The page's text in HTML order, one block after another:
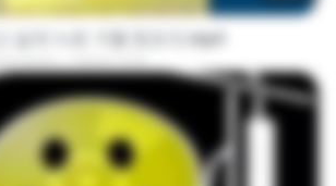
길게 누운 구름 한조각.mp4
temu castor-trot